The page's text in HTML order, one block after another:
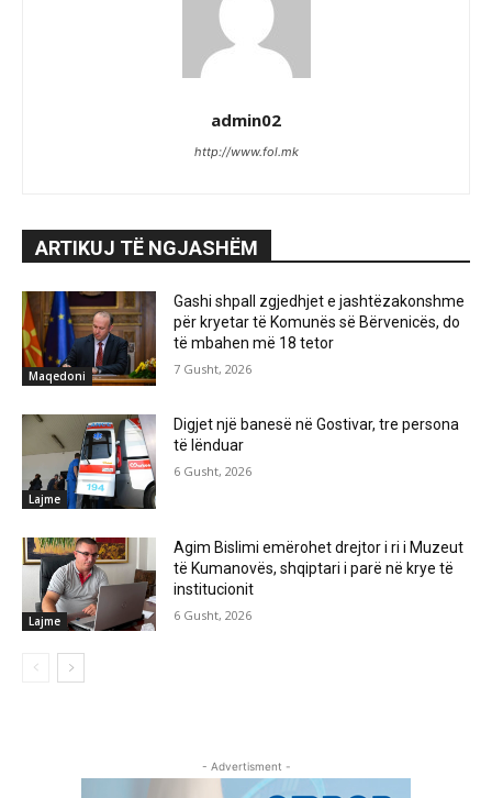
admin02
http://www.fol.mk
ARTIKUJ TË NGJASHËM
Maqedoni
Gashi shpall zgjedhjet e jashtëzakonshme
për kryetar të Komunës së Bërvenicës, do
të mbahen më 18 tetor
7 Gusht, 2026
Lajme
Digjet një banesë në Gostivar, tre persona
të lënduar
6 Gusht, 2026
Lajme
Agim Bislimi emërohet drejtor i ri i Muzeut
të Kumanovës, shqiptari i parë në krye të
institucionit
6 Gusht, 2026
- Advertisment -